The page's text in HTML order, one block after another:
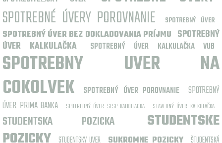
SPOTREBNÉ ÚVERY POROVNANIE
SPOTREBNÝ ÚVER
SPOTREBNÝ ÚVER BEZ DOKLADOVANIA PRÍJMU SPOTREBNÝ
ÚVER KALKULAČKA
SPOTREBNÝ ÚVER KALKULAČKA VUB
SPOTREBNY UVER NA
COKOLVEK
SPOTREBNÝ ÚVER POROVNANIE
SPOTREBNÝ
ÚVER PRIMA BANKA
SPOTREBNÝ ÚVER SLSP KALKULACKA STAVEBNÝ ÚVER KALKULAČKA
STUDENTSKA POZICKA
STUDENTSKE